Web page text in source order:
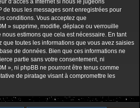
d’accès à Internet si nous le jugeons
de tous les messages sont enregistrées pour
conditions. Vous acceptez que
» supprime, modifie, déplace ou verrouille
nous estimons que cela est nécessaire. En tant
que toutes les informations que vous avez saisies
de données. Bien que ces informations ne
partie sans votre consentement, ni
», ni phpBB ne pourront être tenus comme
de piratage visant à compromettre les